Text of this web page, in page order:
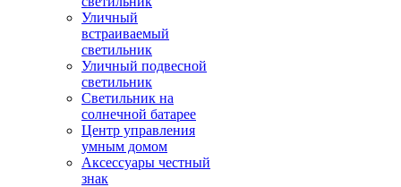
Уличный
встраиваемый
светильник
Уличный подвесной
светильник
Светильник на
солнечной батарее
Центр управления
умным домом
Аксессуары честный
знак